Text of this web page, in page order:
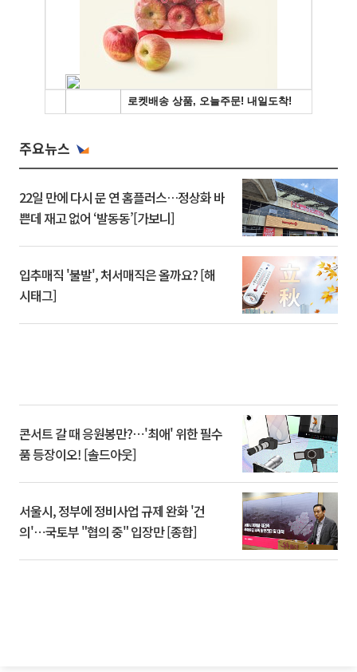
주요뉴스
22일 만에 다시 문 연 홈플러스…정상화 바
쁜데 재고 없어 ‘발동동’[가보니]
입추매직 '불발', 처서매직은 올까요? [해
시태그]
콘서트 갈 때 응원봉만?⋯'최애' 위한 필수
품 등장이오! [솔드아웃]
서울시, 정부에 정비사업 규제 완화 '건
의'⋯국토부 "협의 중" 입장만 [종합]